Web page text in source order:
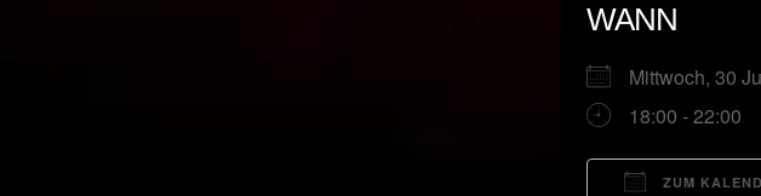
WANN
Mittwoch, 30
18:00 - 22:00
ZUM